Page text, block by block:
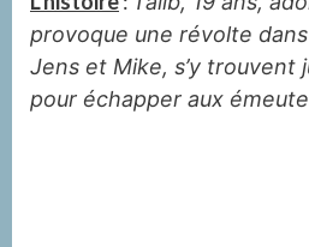
provoque une révolte
Jens et Mike, s’y
pour échapper aux